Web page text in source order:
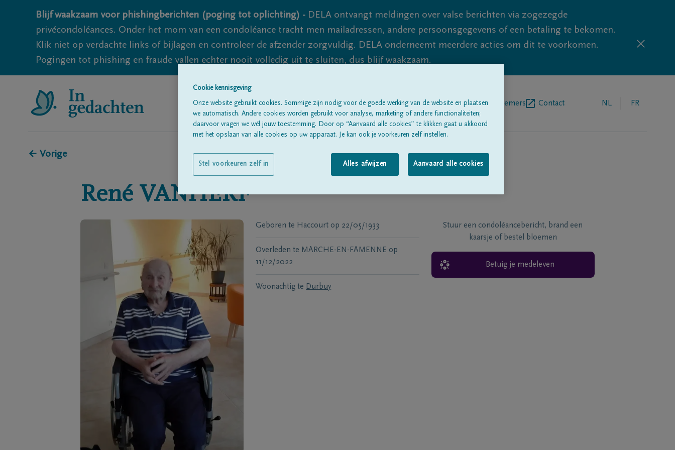
Blijf waakzaam voor phishingberichten (poging tot oplichting) - DELA ontvangt meldingen over valse berichten via zogezegde
privécondoléances. Onder het mom van een condoléance tracht men mailadressen, andere persoonsgegevens of een betaling te bekomen.
Klik niet op verdachte links of bijlagen en controleer de afzender zorgvuldig. DELA onderneemt meerdere acties om dit te voorkomen.
Pogingen tot phishing en fraude vallen echter nooit volledig uit te sluiten, dus blijf waakzaam.
Alle rouwberichtenOver onsBegrafenisondernemers Contact NL FR
← Vorige
René VANHERF
Geboren te Haccourt op 22/05/1933
Overleden te MARCHE-EN-FAMENNE op
11/12/2022
Woonachtig te Durbuy
Stuur een condoléancebericht, brand een
kaarsje of bestel bloemen
Betuig je medeleven
Cookie kennisgeving
Onze website gebruikt cookies. Sommige zijn nodig voor de goede werking van de website en plaatsen
we automatisch. Andere cookies worden gebruikt voor analyse, marketing of andere functionaliteiten;
daarvoor vragen we wél jouw toestemming. Door op “Aanvaard alle cookies” te klikken gaat u akkoord
met het opslaan van alle cookies op uw apparaat. Je kan ook je voorkeuren zelf instellen.
Alles afwijzen Aanvaard alle cookies
Stel voorkeuren zelf in